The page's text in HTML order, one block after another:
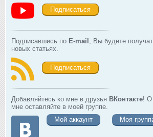
Подписаться
Подписавшись по E-mail , Вы будете
новых статьях.
Подписаться
Добавляйтесь ко мне в друзья ВКонтакте!
мне оставляйте в моей группе.
Мой аккаунт
Моя